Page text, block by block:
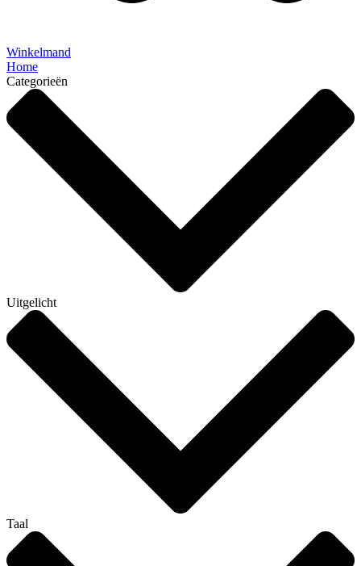
Winkelmand
Home
Categorieën
Uitgelicht
Taal